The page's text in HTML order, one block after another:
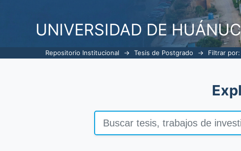
UNIVERSIDAD DE
Repositorio Institucional → Tesis de Postgrado → Filtrar